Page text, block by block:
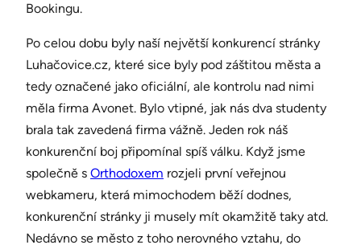
Bookingu.
Po celou dobu byly naší největší konkurencí stránky
Luhačovice.cz, které sice byly pod záštitou města a
tedy označené jako oficiální, ale kontrolu nad nimi
měla firma Avonet. Bylo vtipné, jak nás dva studenty
brala tak zavedená firma vážně. Jeden rok náš
konkurenční boj připomínal spíš válku. Když jsme
společně s Orthodoxem rozjeli první veřejnou
webkameru, která mimochodem běží dodnes,
konkurenční stránky ji musely mít okamžitě taky atd.
Nedávno se město z toho nerovného vztahu, do